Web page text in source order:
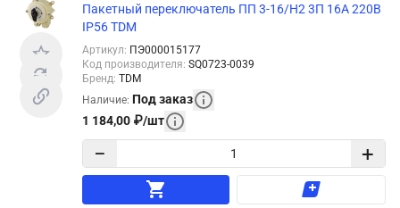
Пакетный переключатель ПП 3-16/Н2 3П 16А 220В
IP56 TDM
Артикул: ПЭ000015177
Код производителя: SQ0723-0039
Бренд: TDM
Наличие: Под заказ
1 184,00 ₽/шт
− +